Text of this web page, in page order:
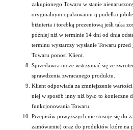
zakupionego Towaru w stanie
oryginalnym opakowaniu tj pudełku
biżuteria i torebką prezentową jeśli taka
później niż w terminie 14 dni od dnia
terminu wystarczy wysłanie Towaru
Towaru ponosi Klient.
Sprzedawca może wstrzymać się ze
sprawdzenia zwracanego produktu.
Klient odpowiada za zmniejszenie
niej w sposób inny niż było to konieczne
funkcjonowania Towaru.
Przepisów powyższych nie stosuje się do
zamówienie) oraz do produktów które na